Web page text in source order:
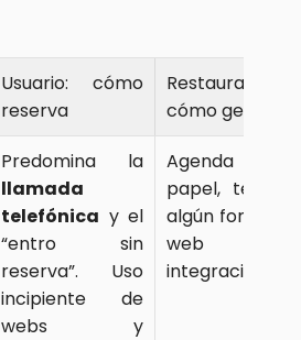
Usuario: cómo
reserva
Restaurante:
cómo gestiona
llamada
telefónica y el
“entro sin
reserva”. Uso
incipiente de
webs y
Agenda
papel,
algún
web
integración.